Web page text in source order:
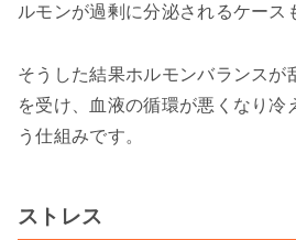
ルモンが過剰に分泌されるケース
そうした結果ホルモンバランスが
を受け、血液の循環が悪くなり冷
う仕組みです。
ストレス